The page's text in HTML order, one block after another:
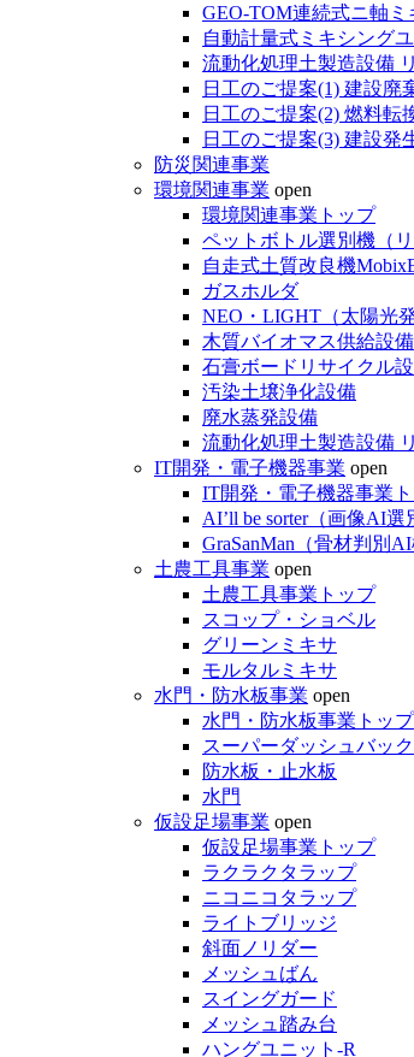
GEO-TOM連続式ニ軸ミ
自動計量式ミキシング
流動化処理土製造設備
日工のご提案(1) 建設廃
日工のご提案(2) 燃料転
日工のご提案(3) 建設発
防災関連事業
環境関連事業 open
環境関連事業トップ
ペットボトル選別機（
自走式土質改良機
ガスホルダ
NEO・LIGHT（太陽光
木質バイオマス供給設備
石膏ボードリサイクル
汚染土壌浄化設備
廃水蒸発設備
流動化処理土製造設備
IT開発・電子機器事業 open
IT開発・電子機器事業
AI’ll be sorter（画像AI選
GraSanMan（骨材判別AI
土農工具事業 open
土農工具事業トップ
スコップ・ショベル
グリーンミキサ
モルタルミキサ
水門・防水板事業 open
水門・防水板事業トップ
スーパーダッシュバック
防水板・止水板
水門
仮設足場事業 open
仮設足場事業トップ
ラクラクタラップ
ニコニコタラップ
ライトブリッジ
斜面ノリダー
メッシュばん
スイングガード
メッシュ踏み台
ハングユニット-R